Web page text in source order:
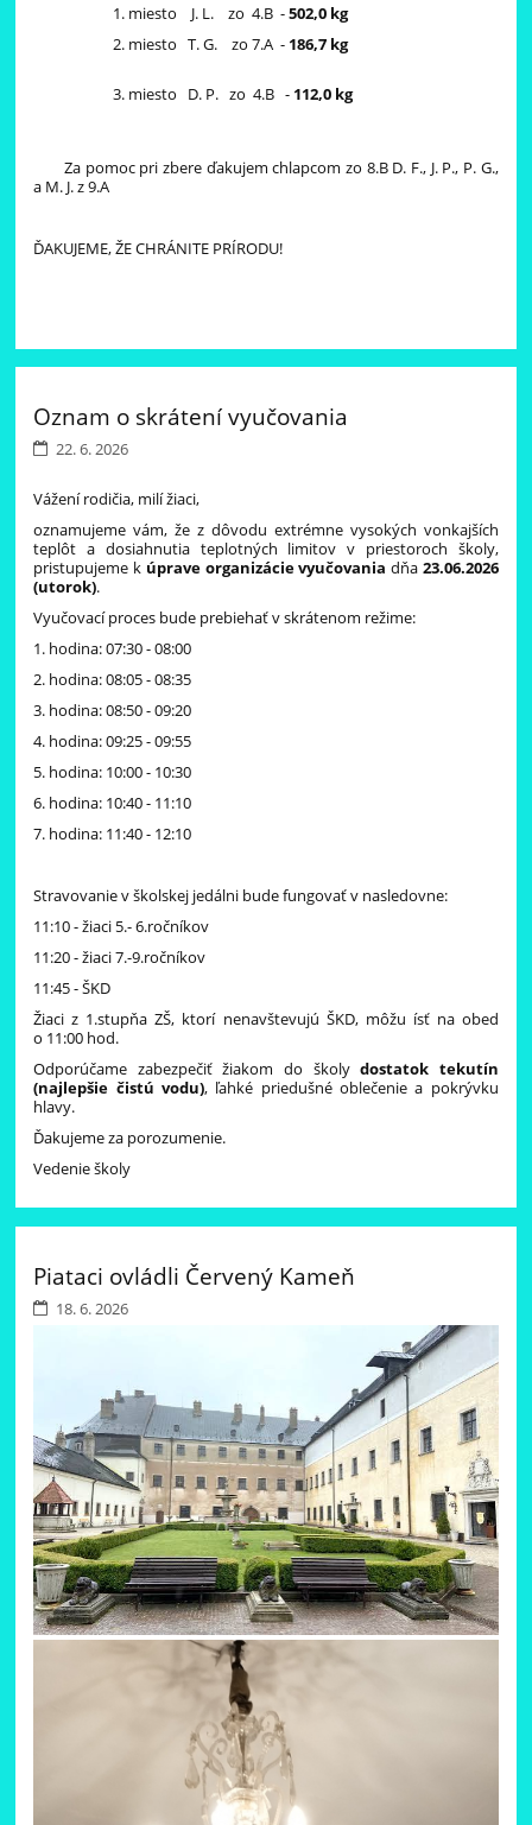
miesto J. L. zo 4.B -502,0 kg
miesto T. G. zo 7.A - 186,7 kg
miesto D. P. zo 4.B - 112,0 kg
Za pomoc pri zbere ďakujem chlapcom zo 8.B D. F., J. P., P. G.,
a M. J. z 9.A
ĎAKUJEME, ŽE CHRÁNITE PRÍRODU!
Oznam o skrátení vyučovania
22. 6. 2026
Vážení rodičia, milí žiaci,
oznamujeme vám, že z dôvodu extrémne vysokých vonkajších
teplôt a dosiahnutia teplotných limitov v priestoroch školy,
pristupujeme k úprave organizácie vyučovania dňa 23.06.2026
(utorok).
Vyučovací proces bude prebiehať v skrátenom režime:
1. hodina: 07:30 - 08:00
2. hodina: 08:05 - 08:35
3. hodina: 08:50 - 09:20
4. hodina: 09:25 - 09:55
5. hodina: 10:00 - 10:30
6. hodina: 10:40 - 11:10
7. hodina: 11:40 - 12:10
Stravovanie v školskej jedálni bude fungovať v nasledovne:
11:10 - žiaci 5.- 6.ročníkov
11:20 - žiaci 7.-9.ročníkov
11:45 - ŠKD
Žiaci z 1.stupňa ZŠ, ktorí nenavštevujú ŠKD, môžu ísť na obed
o 11:00 hod.
Odporúčame zabezpečiť žiakom do školydostatok tekutín
(najlepšie čistú vodu), ľahké priedušné oblečenie a pokrývku
hlavy.
Ďakujeme za porozumenie.
Vedenie školy
Piataci ovládli Červený Kameň
18. 6. 2026